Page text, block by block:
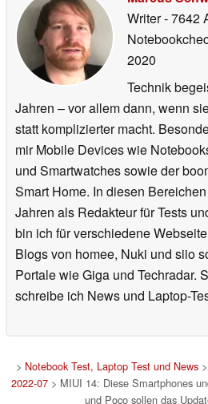
Writer- 7642
2020
Technik
Jahren – vor allem dann, wenn
statt komplizierter macht.
mir Mobile Devices wie
und Smartwatches sowie der
Smart Home. In diesen
Jahren als Redakteur für Tests
bin ich für verschiedene
Blogs von homee, Nuki und siio
Portale wie Giga und Techradar.
schreibe ich News und Laptop-
> Notebook Test, Laptop Test und News>
2022-07 > MIUI 14: Diese Smartphones
und Poco sollen das